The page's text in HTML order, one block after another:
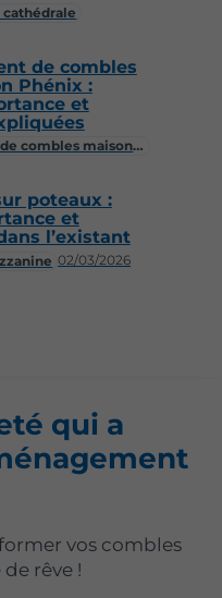
Aménagement de combles maison Phénix
de combles
Phénix :
et
02/03/2026
poteaux :
et
l’existant
qui a
vos combles
rêve !